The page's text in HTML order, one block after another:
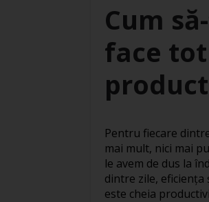
Cum
face
Pentru fiecare
mai mult, nici mai
le avem de dus la
dintre zile,
este cheia